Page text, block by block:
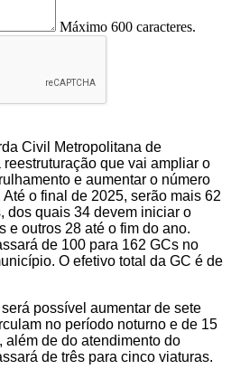
Máximo 600 caracteres.
Civil Metropolitana de
que vai ampliar o
e aumentar o número
o final de 2025, serão mais 62
dos quais 34 devem iniciar o
e outros 28 até o fim do ano.
de 100 para 162 GCs no
O efetivo total da GC é de
possível aumentar de sete
no período noturno e de 15
além de do atendimento do
de três para cinco viaturas.